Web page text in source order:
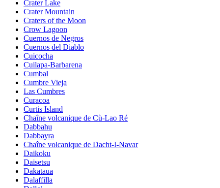
Crater Lake
Crater Mountain
Craters of the Moon
Crow Lagoon
Cuernos de Negros
Cuernos del Diablo
Cuicocha
Cuilapa-Barbarena
Cumbal
Cumbre Vieja
Las Cumbres
Curacoa
Curtis Island
Chaîne volcanique de Cù-Lao Ré
Dabbahu
Dabbayra
Chaîne volcanique de Dacht-I-Navar
Daikoku
Daisetsu
Dakataua
Dalaffilla